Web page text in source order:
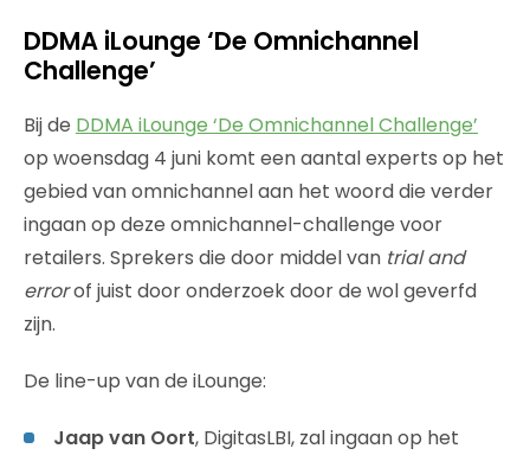
DDMA iLounge ‘De Omnichannel
Challenge’
Bij de DDMA iLounge ‘De Omnichannel Challenge’
op woensdag 4 juni komt een aantal experts op het
gebied van omnichannel aan het woord die verder
ingaan op deze omnichannel-challenge voor
retailers. Sprekers die door middel van trial and
errorof juist door onderzoek door de wol geverfd
zijn.
De line-up van de iLounge:
Jaap van Oort, DigitasLBI, zal ingaan op het